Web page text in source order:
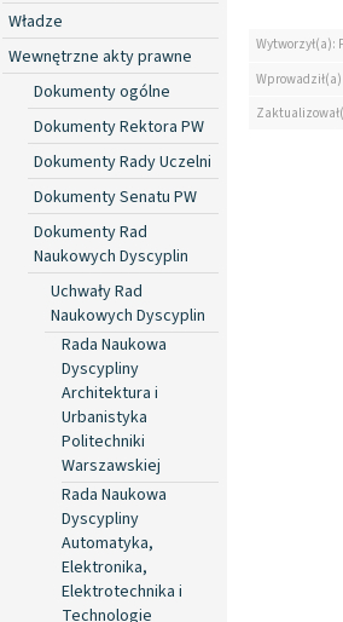
Władze
Wewnętrzne akty prawne
Dokumenty ogólne
Dokumenty Rektora PW
Dokumenty Rady Uczelni
Dokumenty Senatu PW
Dokumenty Rad
Naukowych Dyscyplin
Uchwały Rad
Naukowych Dyscyplin
Rada Naukowa
Dyscypliny
Architektura i
Urbanistyka
Politechniki
Warszawskiej
Rada Naukowa
Dyscypliny
Automatyka,
Elektronika,
Elektrotechnika i
Technologie
Wytworzył(a):